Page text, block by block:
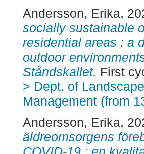
Andersson, Erika,
socially sustainable
residential areas : a
outdoor
Ståndskallet. First
> Dept. of
Management (from
Andersson, Erika,
äldreomsorgens